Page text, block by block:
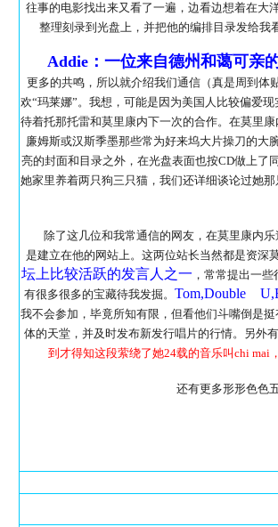
往事的电影找出来又看了一遍，边看边想着在大
整理刻录到光盘上，并把他的编排目录发给我
Addie：一位来自德州和蔼可亲
更多的共鸣，所以就介绍我们通信（真是周到体
欢“玛莱娜”。我想，可能是因为美国人比较偏爱
待着托那托雷和莫里康内下一次的合作。在莫里
廉姆斯或汉斯季墨那些常为好来坞大片操刀的大
亮的封面和目录之外，在光盘表面也按CD做上了
她家里养着两只狗三只猫，我们还详细谈论过她
除了这几位和我常通信的网友，在莫里康内乐
是建立在他的网站上。这两位站长当然都是资深
坛上比较活跃的发言人之一 ，常常提出一
有很多很多的宝藏待我发掘。 Tom,Double
我不会参加，毕竟所知有限，但看他们斗嘴倒是挺
体的天堂，并及时发布新发行唱片的行情。另外
到才得知这段萦绕了她24载的音乐叫chi mai
还有更多形形色色五